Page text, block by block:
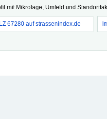
mit Mikrolage, Umfeld und
67280 auf strassenindex.de